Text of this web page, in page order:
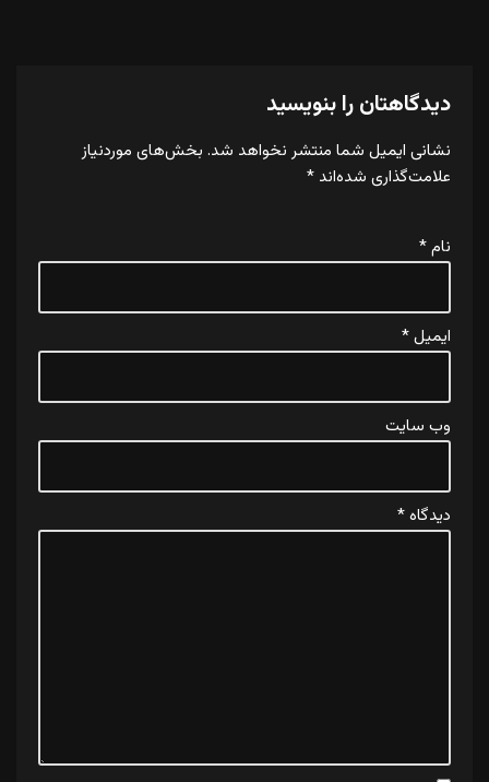
دیدگاهتان را بنویسید
نشانی ایمیل شما منتشر نخواهد شد. بخش‌های موردنیاز
علامت‌گذاری شده‌اند *
نام*
ایمیل*
وب‌ سایت
دیدگاه*